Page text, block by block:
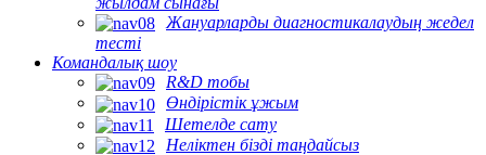
Жануарларды диагностикалаудың жедел
тесті
Командалық шоу
R&D тобы
Өндірістік ұжым
Шетелде сату
Неліктен бізді таңдайсыз